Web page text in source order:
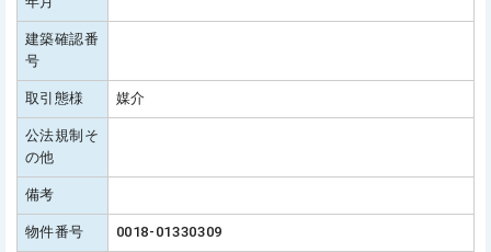
建築確認番
号
取引態様 媒介
公法規制そ
の他
備考
物件番号 0018-01330309